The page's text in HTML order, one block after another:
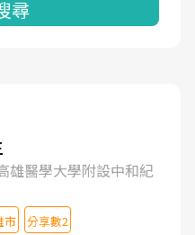
尋
雄醫學大學附設中和紀
市 分享數2